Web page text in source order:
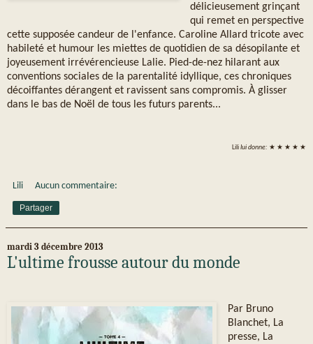
délicieusement grinçant
qui remet en perspective
cette supposée candeur de l'enfance. Caroline Allard tricote avec
habileté et humour les miettes de quotidien de sa désopilante et
joyeusement irrévérencieuse Lalie. Pied-de-nez hilarant aux
conventions sociales de la parentalité idyllique, ces chroniques
décoiffantes dérangent et ravissent sans compromis. À glisser
dans le bas de Noël de tous les futurs parents...
Lililui donne: ★ ★ ★ ★ ★
Lili Aucun commentaire:
Partager
mardi 3 décembre 2013
L'ultime frousse autour du monde
Par Bruno
Blanchet, La
presse, La